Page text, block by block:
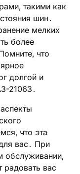
такими как
шин․
мелких
более
что
долгой и
21063․
что эта
вас․ При
радовать вас